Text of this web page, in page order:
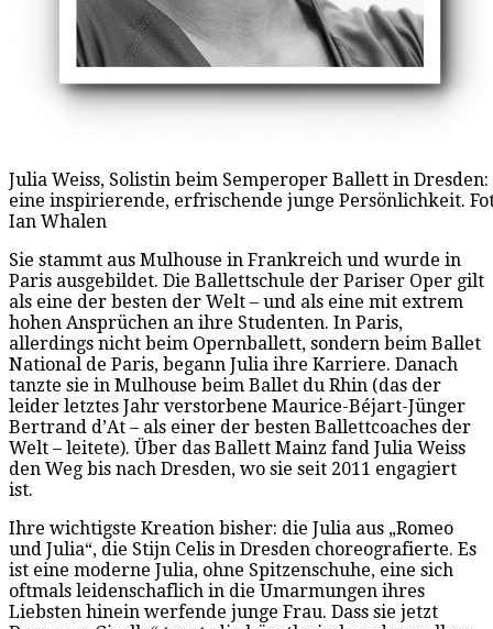
Julia Weiss, Solistin beim Semperoper Ballett in Dresden:
eine inspirierende, erfrischende junge Persönlichkeit.
Ian Whalen
Sie stammt aus Mulhouse in Frankreich und wurde in
Paris ausgebildet. Die Ballettschule der Pariser Oper gilt
als eine der besten der Welt – und als eine mit extrem
hohen Ansprüchen an ihre Studenten. In Paris,
allerdings nicht beim Opernballett, sondern beim Ballet
National de Paris, begann Julia ihre Karriere. Danach
tanzte sie in Mulhouse beim Ballet du Rhin (das der
leider letztes Jahr verstorbene Maurice-Béjart-Jünger
Bertrand d’At – als einer der besten Ballettcoaches der
Welt – leitete). Über das Ballett Mainz fand Julia Weiss
den Weg bis nach Dresden, wo sie seit 2011 engagiert
ist.
Ihre wichtigste Kreation bisher: die Julia aus „Romeo
und Julia“, die Stijn Celis in Dresden choreografierte. Es
ist eine moderne Julia, ohne Spitzenschuhe, eine sich
oftmals leidenschaflich in die Umarmungen ihres
Liebsten hinein werfende junge Frau. Dass sie jetzt